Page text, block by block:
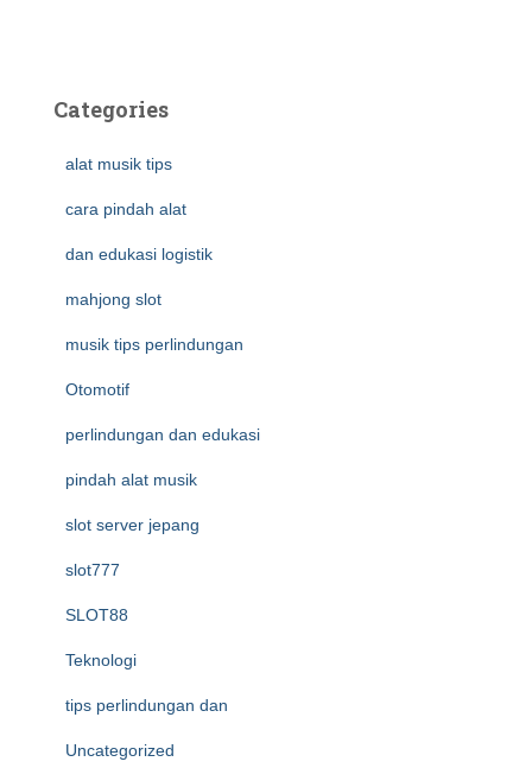
Categories
alat musik tips
cara pindah alat
dan edukasi logistik
mahjong slot
musik tips perlindungan
Otomotif
perlindungan dan edukasi
pindah alat musik
slot server jepang
slot777
SLOT88
Teknologi
tips perlindungan dan
Uncategorized